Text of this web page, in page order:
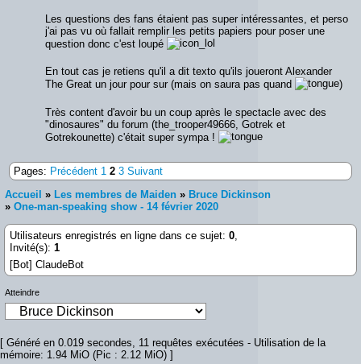
Les questions des fans étaient pas super intéressantes, et perso
j'ai pas vu où fallait remplir les petits papiers pour poser une
question donc c'est loupé
En tout cas je retiens qu'il a dit texto qu'ils joueront Alexander
The Great un jour pour sur (mais on saura pas quand
)
Très content d'avoir bu un coup après le spectacle avec des
"dinosaures" du forum (the_trooper49666, Gotrek et
Gotrekounette) c'était super sympa !
Pages: Précédent 1 2 3 Suivant
Accueil » Les membres de Maiden » Bruce Dickinson
» One-man-speaking show - 14 février 2020
Utilisateurs enregistrés en ligne dans ce sujet: 0,
Invité(s): 1
[Bot] ClaudeBot
Atteindre
[ Généré en 0.019 secondes, 11 requêtes exécutées - Utilisation de la
mémoire: 1.94 MiO (Pic : 2.12 MiO) ]